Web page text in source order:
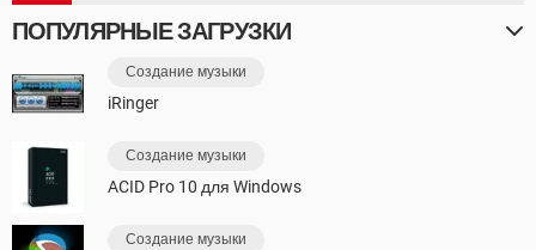
ПОПУЛЯРНЫЕ ЗАГРУЗКИ
Создание музыки
iRinger
Создание музыки
ACID Pro 10 для Windows
Создание музыки